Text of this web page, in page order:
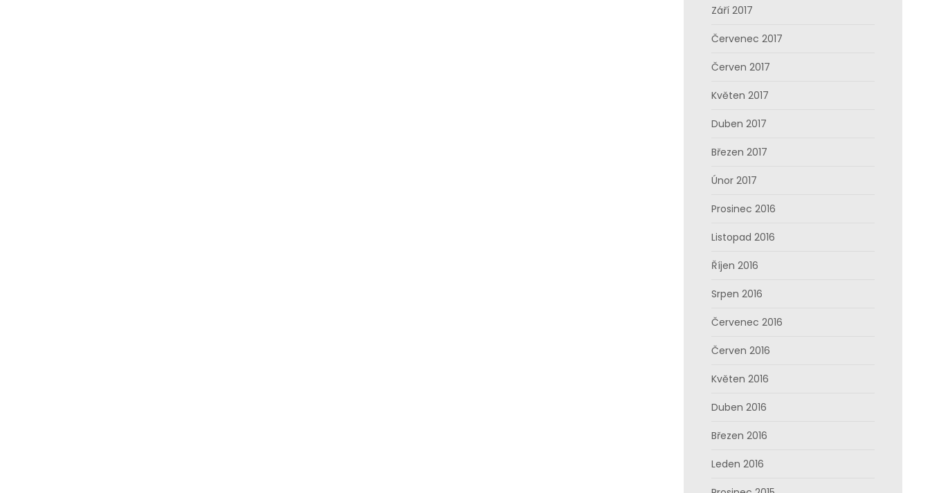
Září 2017
Červenec 2017
Červen 2017
Květen 2017
Duben 2017
Březen 2017
Únor 2017
Prosinec 2016
Listopad 2016
Říjen 2016
Srpen 2016
Červenec 2016
Červen 2016
Květen 2016
Duben 2016
Březen 2016
Leden 2016